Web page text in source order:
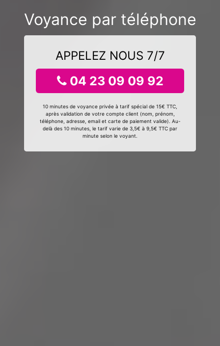
Voyance par téléphone
APPELEZ NOUS 7/7
04 23 09 09 92
10 minutes de voyance privée à tarif spécial de 15€ TTC,
après validation de votre compte client (nom, prénom,
téléphone, adresse, email et carte de paiement valide). Au-
delà des 10 minutes, le tarif varie de 3,5€ à 9,5€ TTC par
minute selon le voyant.